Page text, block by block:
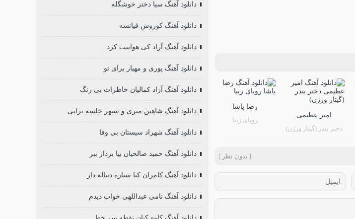
امیر عظیمی
دختر بندر (گیتار ورژن)
رضا پاشا
رویای زیبا
[ بدون نظر ]
دانلود آهنگ سیا دختر خوشگله
دانلود آهنگ کوروش فیانسه
دانلود آهنگ آراد کی هواییت کرد
دانلود آهنگ پوری و مهیار برای تو
دانلود آهنگ آزاد کمالیان خاطرات بی رنگ
دانلود آهنگ شاهین میری و سپهر خلسه تراپی
دانلود آهنگ شهراد سیستان بی وفا
دانلود آهنگ حمید صالحیان بیا بردار ببر
دانلود آهنگ کامران کیا ستاره دنباله دار
دانلود آهنگ نامی عبداللهی خواب دیدم